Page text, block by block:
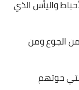
واليأس الذي
الجوع ومن
حوتهم